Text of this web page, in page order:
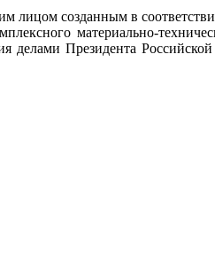
созданным в
материально-
делами Президента